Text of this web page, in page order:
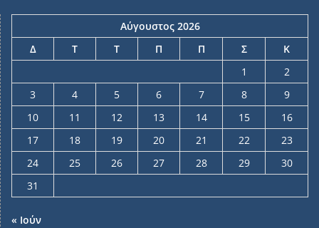
Αύγουστος 2026
Δ
Τ Τ Π Π Σ
Κ
1
2
3
4 5 6 7 8
9
10
11 12 13 14 15
16
17
18 19 20 21 22
23
24
25 26 27 28 29
30
31
« Ιούν